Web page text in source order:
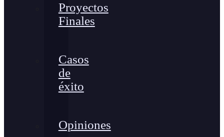
Proyectos
Finales
Casos
de
éxito
Opiniones